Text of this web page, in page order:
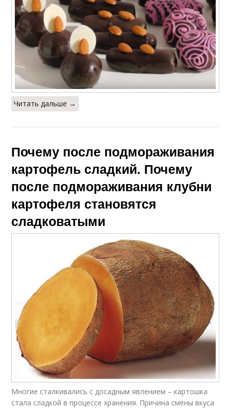
Читать дальше →
Почему после подмораживания
картофель сладкий. Почему
после подмораживания клубни
картофеля становятся
сладковатыми
Многие сталкивались с досадным явлением – картошка
стала сладкой в процессе хранения. Причина смены вкуса